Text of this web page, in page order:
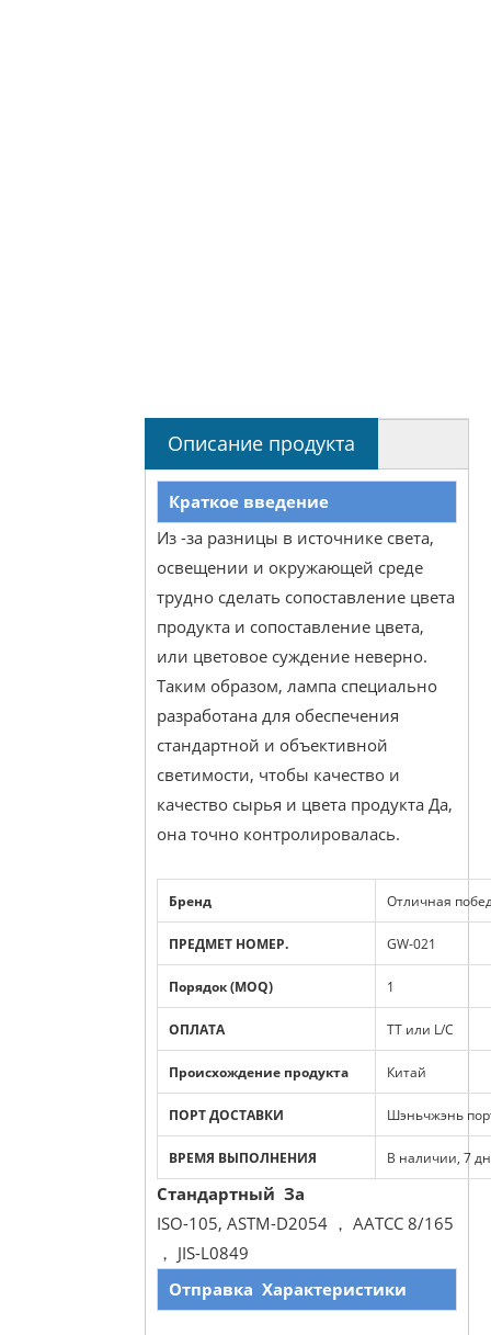
Описание продукта
Краткое введение
Из -за разницы в источнике света,
освещении и окружающей среде
трудно сделать сопоставление цвета
продукта и сопоставление цвета,
или цветовое суждение неверно.
Таким образом, лампа специально
разработана для обеспечения
стандартной и объективной
светимости, чтобы качество и
качество сырья и цвета продукта Да,
она точно контролировалась.
Бренд Отличная
ПРЕДМЕТ НОМЕР. GW-021
Порядок (MOQ) 1
ОПЛАТА TT или L/C
Происхождение продукта Китай
ПОРТ ДОСТАВКИ Шэньчжэнь
ВРЕМЯ ВЫПОЛНЕНИЯ В наличии, 7
Стандартный За
ISO-105, ASTM-D2054 ， AATCC 8/165
， JIS-L0849
Отправка Характеристики